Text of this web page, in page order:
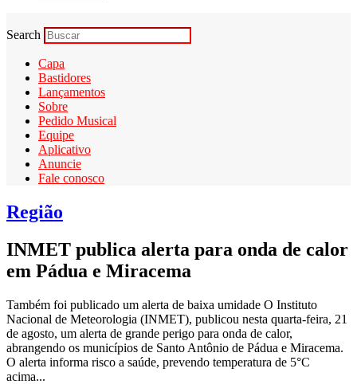
Search
Capa
Bastidores
Lançamentos
Sobre
Pedido Musical
Equipe
Aplicativo
Anuncie
Fale conosco
Região
INMET publica alerta para onda de calor
em Pádua e Miracema
Também foi publicado um alerta de baixa umidade O Instituto
Nacional de Meteorologia (INMET), publicou nesta quarta-feira, 21
de agosto, um alerta de grande perigo para onda de calor,
abrangendo os municípios de Santo Antônio de Pádua e Miracema.
O alerta informa risco a saúde, prevendo temperatura de 5°C
acima...